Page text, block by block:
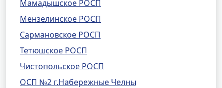
Мамадышское РОСП
Мензелинское РОСП
Сармановское РОСП
Тетюшское РОСП
Чистопольское РОСП
ОСП №2 г.Набережные Челны